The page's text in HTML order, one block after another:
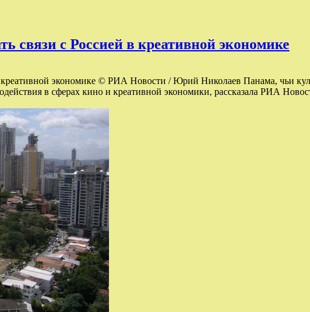
связи с Россией в креативной экономике
экономике © РИА Новости / Юрий Николаев Панама, чьи
в сферах кино и креативной экономики, рассказала РИА